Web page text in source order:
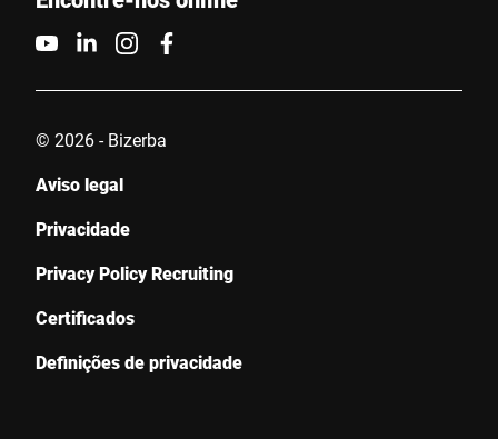
© 2026 - Bizerba
Aviso legal
Privacidade
Privacy Policy Recruiting
Certificados
Definições de privacidade